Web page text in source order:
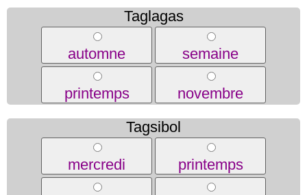
Taglagas
automne semaine
printemps
novembre
Tagsibol
mercredi printemps